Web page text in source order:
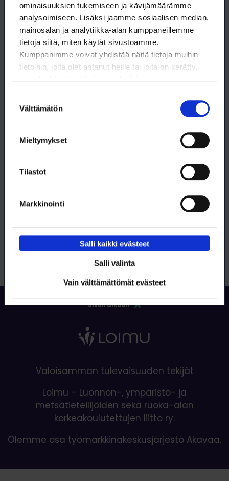
ominaisuuksien tukemiseen ja kävijämäärämme
analysoimiseen. Lisäksi jaamme sosiaalisen median,
mainosalan ja analytiikka-alan kumppaneillemme
tietoja siitä, miten käytät sivustoamme.
Kumppanimme voivat yhdistää näitä tietoja muihin
tietoihin, joita olet antanut heille tai joita on kerätty,
valinta
Välttämätön
Mieltymykset
Tilastot
Markkinointi
Salli kaikki evästeet
Salli valinta
Vain välttämättömät evästeet
Lataa artikkeli
Tämä artikkeli (pdf)
Tilaa
Sivun alkuun
Valoisamman tulevaisuuden tekijät
Loimu – Luonnon-, ympäristö- ja
metsätieteilijöiden sekä ruoka-alan
korkeakoulutettujen liitto ry.
Olemme osa työmarkkinakeskusjärjestö Akavaa.